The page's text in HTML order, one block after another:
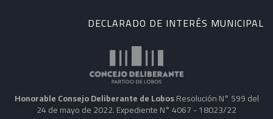
DECLARADO DE INTERÉS MUNICIPAL
Honorable Consejo Deliberante de LobosResolución N° 599 del
24 de mayo de 2022. Expediente N° 4067 - 18023/22